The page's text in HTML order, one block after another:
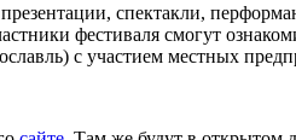
спектакли,
фестиваля смогут
с участием местных